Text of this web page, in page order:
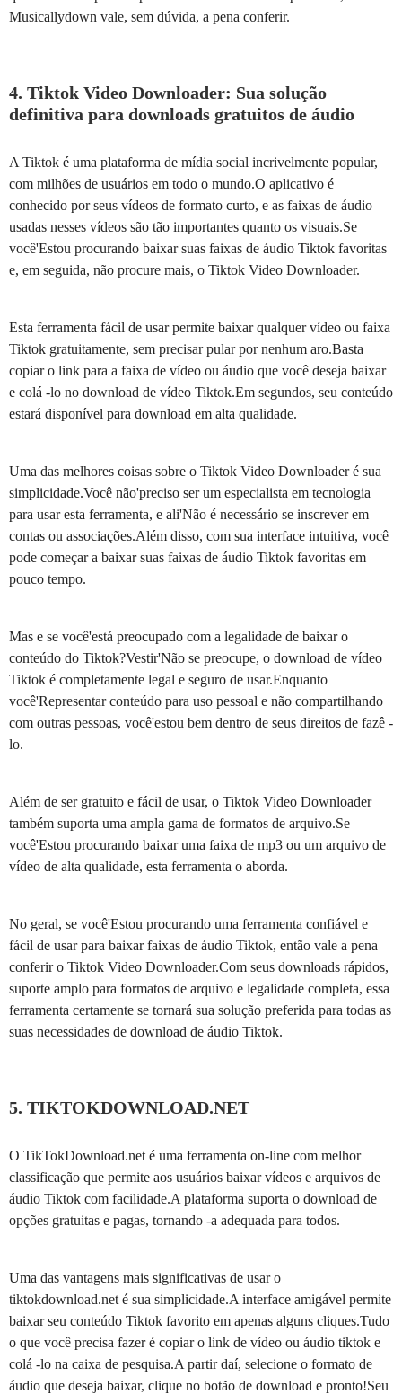
Musicallydown vale, sem dúvida, a pena conferir.
4. Tiktok Video Downloader: Sua solução
definitiva para downloads gratuitos de áudio
A Tiktok é uma plataforma de mídia social incrivelmente popular,
com milhões de usuários em todo o mundo.O aplicativo é
conhecido por seus vídeos de formato curto, e as faixas de áudio
usadas nesses vídeos são tão importantes quanto os visuais.Se
você'Estou procurando baixar suas faixas de áudio Tiktok favoritas
e, em seguida, não procure mais, o Tiktok Video Downloader.
Esta ferramenta fácil de usar permite baixar qualquer vídeo ou faixa
Tiktok gratuitamente, sem precisar pular por nenhum aro.Basta
copiar o link para a faixa de vídeo ou áudio que você deseja baixar
e colá -lo no download de vídeo Tiktok.Em segundos, seu conteúdo
estará disponível para download em alta qualidade.
Uma das melhores coisas sobre o Tiktok Video Downloader é sua
simplicidade.Você não'preciso ser um especialista em tecnologia
para usar esta ferramenta, e ali'Não é necessário se inscrever em
contas ou associações.Além disso, com sua interface intuitiva, você
pode começar a baixar suas faixas de áudio Tiktok favoritas em
pouco tempo.
Mas e se você'está preocupado com a legalidade de baixar o
conteúdo do Tiktok?Vestir'Não se preocupe, o download de vídeo
Tiktok é completamente legal e seguro de usar.Enquanto
você'Representar conteúdo para uso pessoal e não compartilhando
com outras pessoas, você'estou bem dentro de seus direitos de fazê -
lo.
Além de ser gratuito e fácil de usar, o Tiktok Video Downloader
também suporta uma ampla gama de formatos de arquivo.Se
você'Estou procurando baixar uma faixa de mp3 ou um arquivo de
vídeo de alta qualidade, esta ferramenta o aborda.
No geral, se você'Estou procurando uma ferramenta confiável e
fácil de usar para baixar faixas de áudio Tiktok, então vale a pena
conferir o Tiktok Video Downloader.Com seus downloads rápidos,
suporte amplo para formatos de arquivo e legalidade completa, essa
ferramenta certamente se tornará sua solução preferida para todas as
suas necessidades de download de áudio Tiktok.
5. TIKTOKDOWNLOAD.NET
O TikTokDownload.net é uma ferramenta on-line com melhor
classificação que permite aos usuários baixar vídeos e arquivos de
áudio Tiktok com facilidade.A plataforma suporta o download de
opções gratuitas e pagas, tornando -a adequada para todos.
Uma das vantagens mais significativas de usar o
tiktokdownload.net é sua simplicidade.A interface amigável permite
baixar seu conteúdo Tiktok favorito em apenas alguns cliques.Tudo
o que você precisa fazer é copiar o link de vídeo ou áudio tiktok e
colá -lo na caixa de pesquisa.A partir daí, selecione o formato de
áudio que deseja baixar, clique no botão de download e pronto!Seu